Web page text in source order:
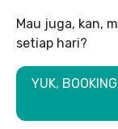
Mau juga, kan,
setiap hari?
YUK,